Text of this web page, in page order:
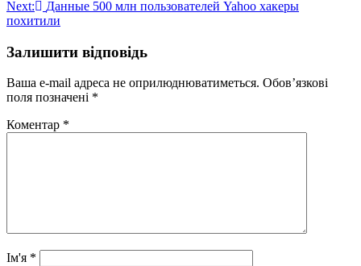
Next:
Данные 500 млн пользователей Yahoo хакеры
похитили
Залишити відповідь
Ваша e-mail адреса не оприлюднюватиметься. Обов’язкові
поля позначені *
Коментар *
Ім'я *